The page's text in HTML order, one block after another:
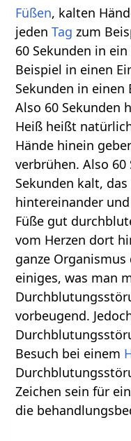
Füßen, kalten
jedenTag zum
60 Sekunden in
Beispiel in einen
Sekunden in einen
Also 60 Sekunden
Heiß heißt
Hände hinein
verbrühen. Also 60
Sekunden kalt,
hintereinander
Füße gut
vom Herzen dort
ganze
einiges, was man
vorbeugend.
Besuch bei einem
Zeichen sein für
die